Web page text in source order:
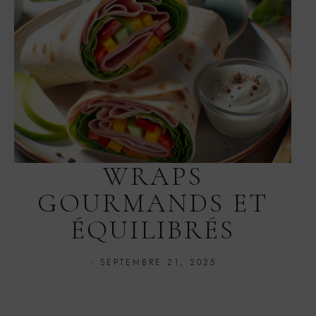
WRAPS
GOURMANDS ET
ÉQUILIBRÉS
SEPTEMBRE 21, 2025